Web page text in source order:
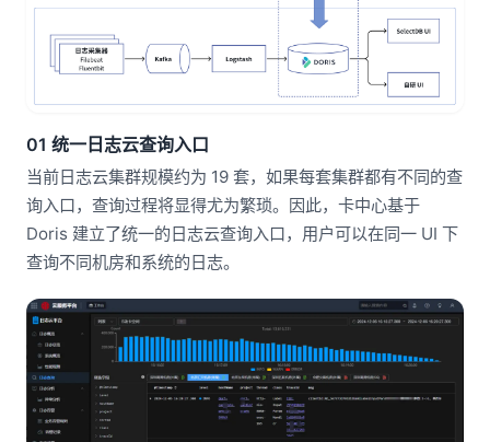
01 统一日志云查询入口
当前日志云集群规模约为 19 套，如果每套集群都有不同的查
询入口，查询过程将显得尤为繁琐。因此，卡中心基于
Doris 建立了统一的日志云查询入口，用户可以在同一 UI 下
查询不同机房和系统的日志。